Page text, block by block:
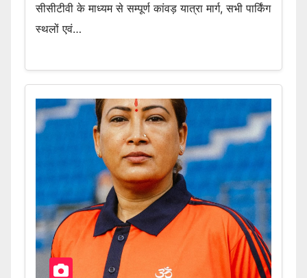
सीसीटीवी के माध्यम से सम्पूर्ण कांवड़ यात्रा मार्ग, सभी पार्किंग
स्थलों एवं…